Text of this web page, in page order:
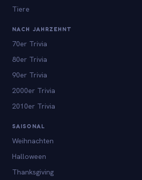
Tiere
NACH JAHRZEHNT
70er Trivia
80er Trivia
90er Trivia
2000er Trivia
2010er Trivia
SAISONAL
Weihnachten
Halloween
Thanksgiving